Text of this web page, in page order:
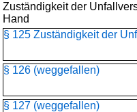
Zuständigkeit der
Hand
§ 125 Zuständigkeit der
§ 126 (weggefallen)
§ 127 (weggefallen)